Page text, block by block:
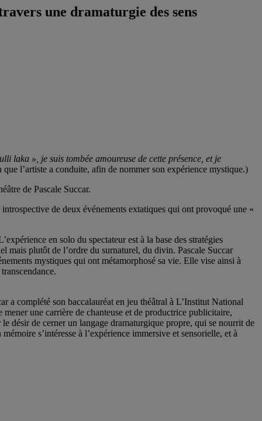
une dramaturgie des sens
laka », je suis tombée amoureuse de cette présence, et je
l’artiste a conduite, afin de nommer son expérience mystique.)
de Pascale Succar.
de deux événements extatiques qui ont provoqué une «
en solo du spectateur est à la base des stratégies
mais plutôt de l’ordre du surnaturel, du divin. Pascale Succar
mystiques qui ont métamorphosé sa vie. Elle vise ainsi à
a complété son baccalauréat en jeu théâtral à L’Institut National
une carrière de chanteuse et de productrice publicitaire,
désir de cerner un langage dramaturgique propre, qui se nourrit de
s’intéresse à l’expérience immersive et sensorielle, et à